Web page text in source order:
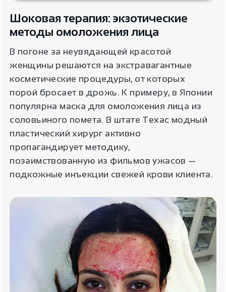
Шоковая терапия: экзотические
методы омоложения лица
В погоне за неувядающей красотой
женщины решаются на экстравагантные
косметические процедуры, от которых
порой бросает в дрожь. К примеру, в Японии
популярна маска для омоложения лица из
соловьиного помета. В штате Техас модный
пластический хирург активно
пропагандирует методику,
позаимствованную из фильмов ужасов —
подкожные инъекции свежей крови клиента.